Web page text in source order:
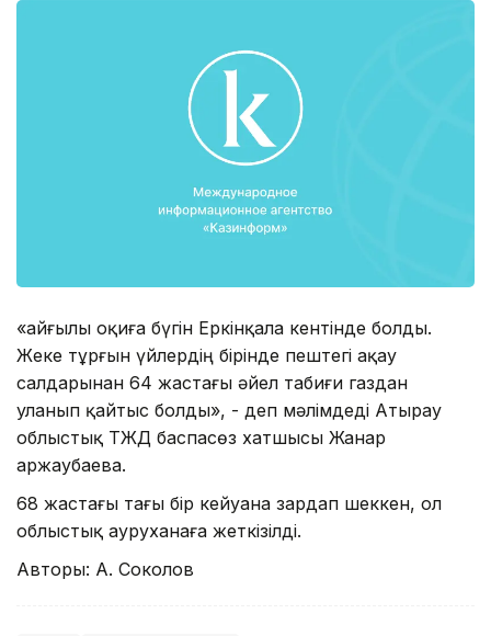
«Қайғылы оқиға бүгін Еркінқала кентінде болды.
Жеке тұрғын үйлердің бірінде пештегі ақау
салдарынан 64 жастағы әйел табиғи газдан
уланып қайтыс болды», - деп мәлімдеді Атырау
облыстық ТЖД баспасөз хатшысы Жанар
Қаржаубаева.
68 жастағы тағы бір кейуана зардап шеккен, ол
облыстық ауруханаға жеткізілді.
Авторы: А. Соколов